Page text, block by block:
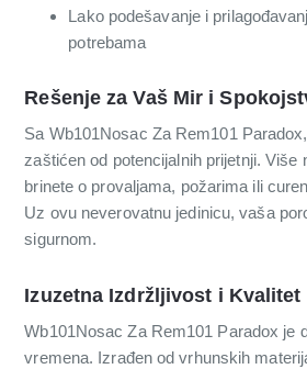
Lako podešavanje i
potrebama
Rešenje za Vaš Mir i
Sa Wb101Nosac Za Rem101
zaštićen od potencijalnih prijetnji. Više
brinete o provaljama, požarima ili
Uz ovu neverovatnu jedinicu, vaša
sigurnom.
Izuzetna Izdržljivost i Kvalitet
Wb101Nosac Za Rem101 Paradox je
vremena. Izrađen od vrhunskih